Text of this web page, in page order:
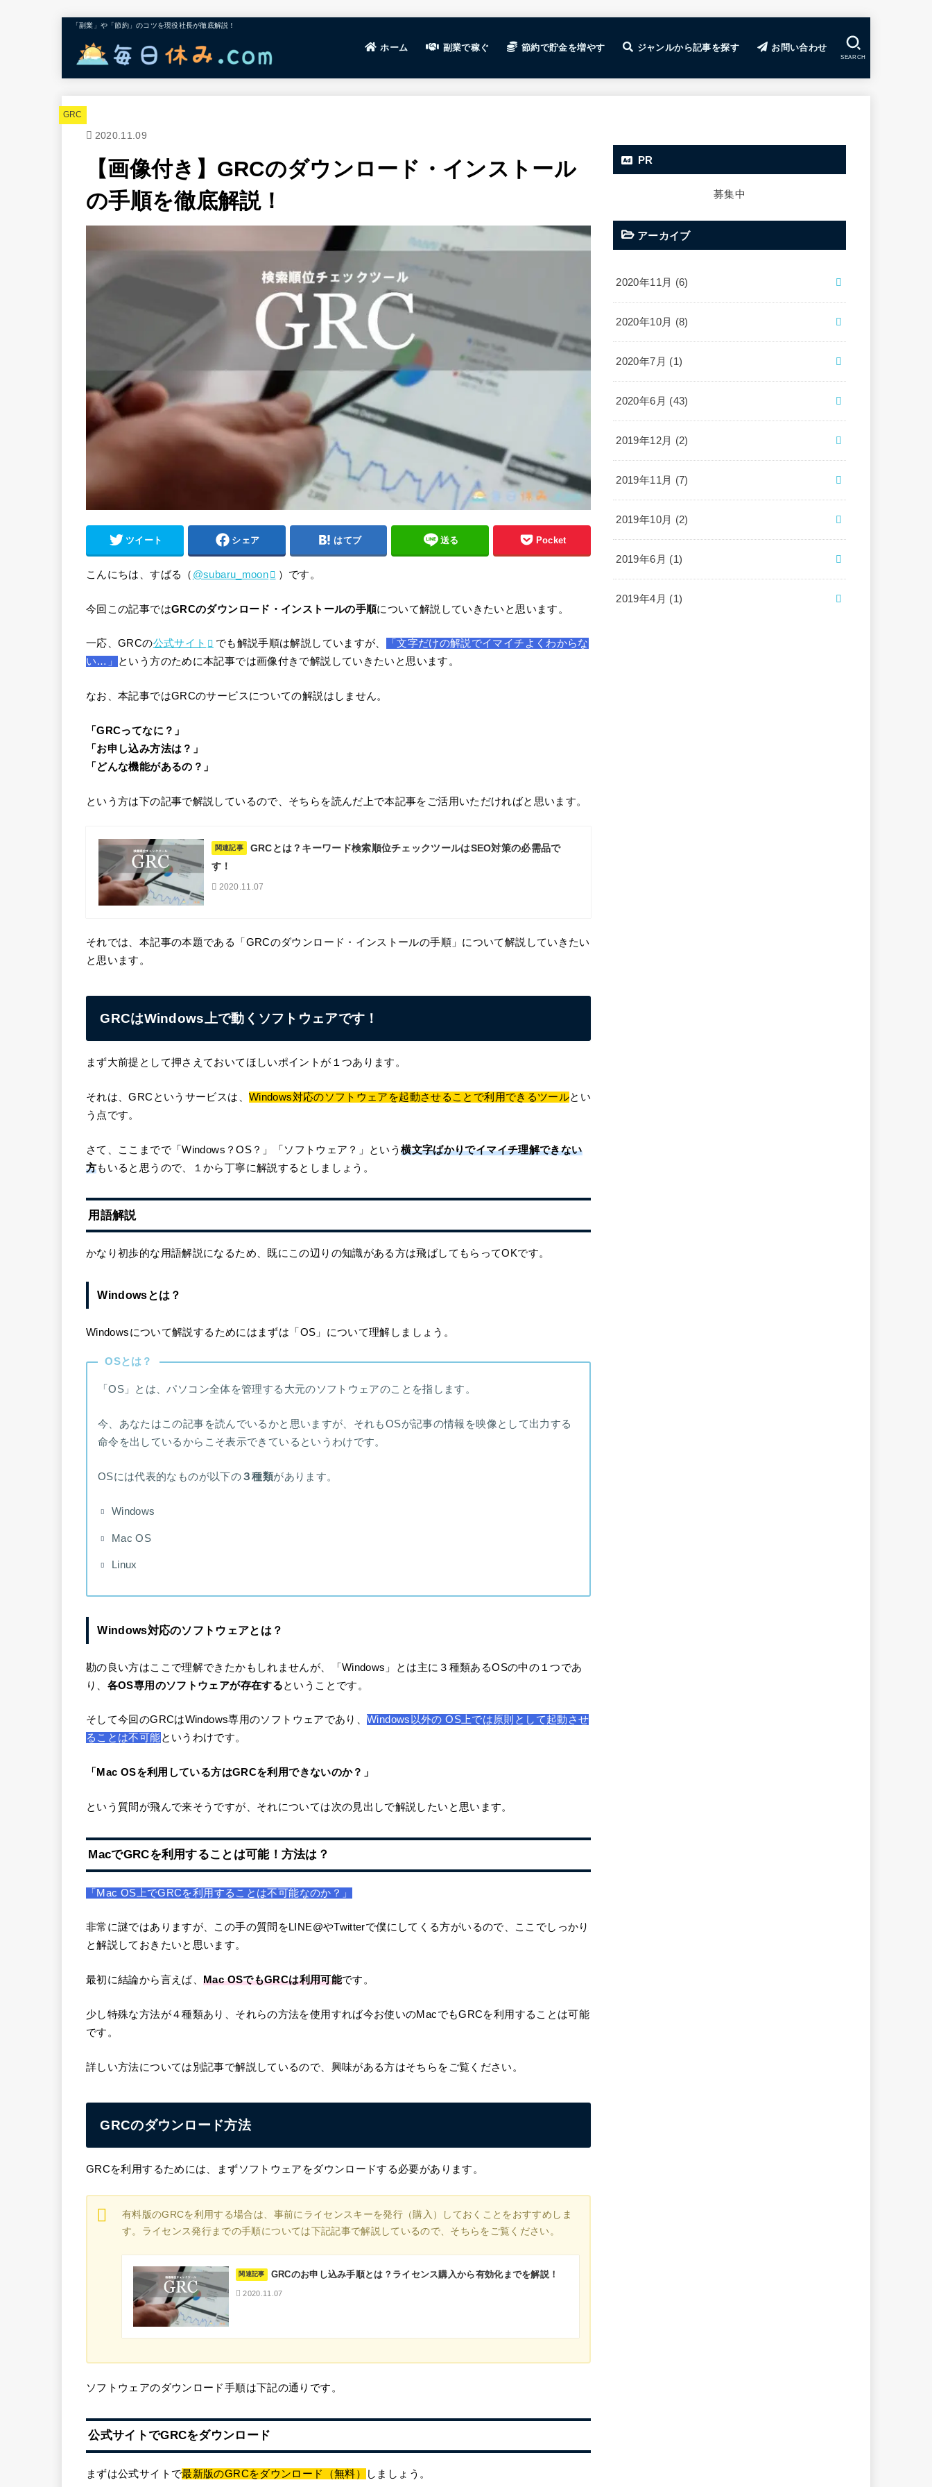
「副業」や「節約」のコツを現役社長が徹底解説！
ホーム 副業で稼ぐ 節約で貯金を増やす ジャンルから記事を探す お問い合わせ
SEARCH
GRC
2020.11.09
【画像付き】GRCのダウンロード・インストール
の手順を徹底解説！
ツイート シェア はてブ 送る Pocket
こんにちは、すばる（ @subaru_moon ）です。
今回この記事ではGRCのダウンロード・インストールの手順について解説していきたいと思います。
一応、GRCの公式サイト でも解説手順は解説していますが、
「文字だけの解説でイマイチよくわからな
い…」
という方のために本記事では画像付きで解説していきたいと思います。
なお、本記事ではGRCのサービスについての解説はしません。
「GRCってなに？」
「お申し込み方法は？」
「どんな機能があるの？」
という方は下の記事で解説しているので、そちらを読んだ上で本記事をご活用いただければと思います。
関連記事
GRCとは？キーワード検索順位チェックツールはSEO対策の必需品で
す！
2020.11.07
それでは、本記事の本題である「GRCのダウンロード・インストールの手順」について解説していきたい
と思います。
GRCはWindows上で動くソフトウェアです！
まず大前提として押さえておいてほしいポイントが１つあります。
それは、GRCというサービスは、 Windows対応のソフトウェアを起動させることで利用できるツールとい
う点です。
さて、ここまでで「Windows？OS？」「ソフトウェア？」という横文字ばかりでイマイチ理解できない
方もいると思うので、１から丁寧に解説するとしましょう。
用語解説
かなり初歩的な用語解説になるため、既にこの辺りの知識がある方は飛ばしてもらってOKです。
Windowsとは？
Windowsについて解説するためにはまずは「OS」について理解しましょう。
OSとは？
「OS」とは、パソコン全体を管理する大元のソフトウェアのことを指します。
今、あなたはこの記事を読んでいるかと思いますが、それもOSが記事の情報を映像として出力する
命令を出しているからこそ表示できているというわけです。
OSには代表的なものが以下の３種類があります。
Windows
Mac OS
Linux
Windows対応のソフトウェアとは？
勘の良い方はここで理解できたかもしれませんが、「Windows」とは主に３種類あるOSの中の１つであ
り、 各OS専用のソフトウェアが存在するということです。
そして今回のGRCはWindows専用のソフトウェアであり、Windows以外の OS上では原則として起動させ
ることは不可能というわけです。
「Mac OSを利用している方はGRCを利用できないのか？」
という質問が飛んで来そうですが、それについては次の見出しで解説したいと思います。
MacでGRCを利用することは可能！方法は？
「Mac OS上でGRCを利用することは不可能なのか？」
非常に謎ではありますが、この手の質問をLINE@やTwitterで僕にしてくる方がいるので、ここでしっかり
と解説しておきたいと思います。
最初に結論から言えば、Mac OSでもGRCは利用可能です。
少し特殊な方法が４種類あり、それらの方法を使用すれば今お使いのMacでもGRCを利用することは可能
です。
詳しい方法については別記事で解説しているので、興味がある方はそちらをご覧ください。
GRCのダウンロード方法
GRCを利用するためには、まずソフトウェアをダウンロードする必要があります。
有料版のGRCを利用する場合は、事前にライセンスキーを発行（購入）しておくことをおすすめしま
す。ライセンス発行までの手順については下記記事で解説しているので、そちらをご覧ください。
関連記事 GRCのお申し込み手順とは？ライセンス購入から有効化までを解説！
2020.11.07
ソフトウェアのダウンロード手順は下記の通りです。
公式サイトでGRCをダウンロード
まずは公式サイトで最新版のGRCをダウンロード（無料） しましょう。
PR
募集中
アーカイブ
2020年11月 (6)
2020年10月 (8)
2020年7月 (1)
2020年6月 (43)
2019年12月 (2)
2019年11月 (7)
2019年10月 (2)
2019年6月 (1)
2019年4月 (1)